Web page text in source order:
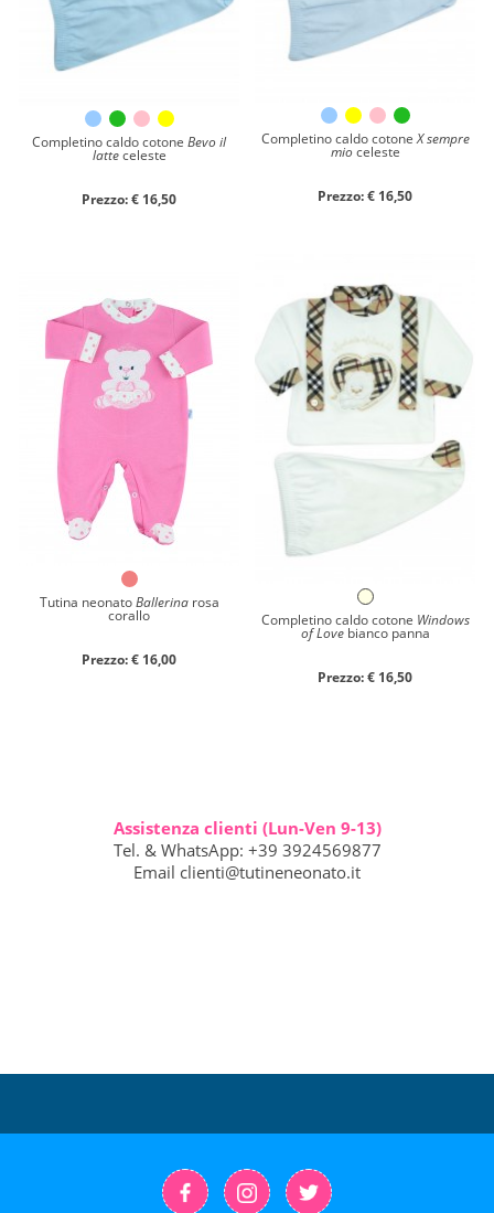
Completino caldo cotone Bevo il
latteceleste
Prezzo: € 16,50
Completino caldo cotoneX sempre
mioceleste
Prezzo: € 16,50
Tutina neonatoBallerinarosa
corallo
Prezzo: € 16,00
Completino caldo cotone Windows
of Lovebianco panna
Prezzo: € 16,50
Assistenza clienti (Lun-Ven 9-13)
Tel. & WhatsApp: +39 3924569877
Email clienti@tutineneonato.it